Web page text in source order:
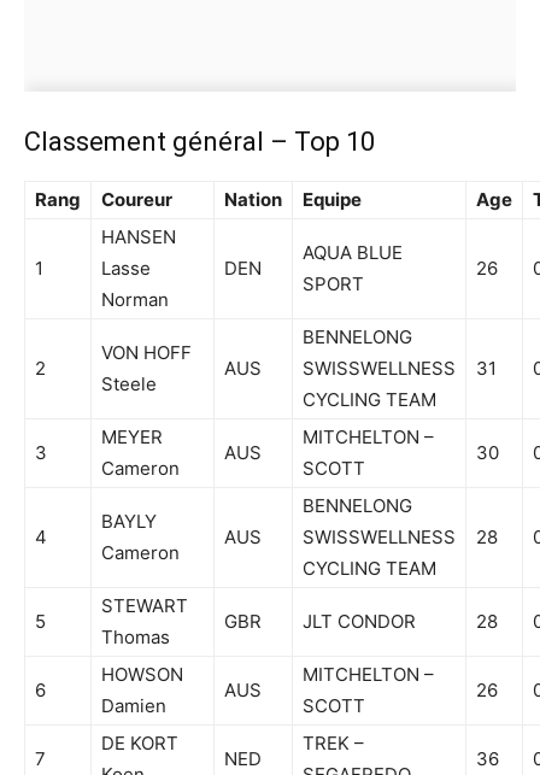
Classement général – Top 10
Rang Coureur Nation Equipe Age
1
HANSEN
Lasse
Norman
DEN
AQUA BLUE
SPORT
26
2
VON HOFF
Steele
AUS
BENNELONG
SWISSWELLNESS
CYCLING TEAM
31
3
MEYER
Cameron
AUS
MITCHELTON –
SCOTT
30
4
BAYLY
Cameron
AUS
BENNELONG
SWISSWELLNESS
CYCLING TEAM
28
5
STEWART
Thomas
GBR JLT CONDOR 28
6
HOWSON
Damien
AUS
MITCHELTON –
SCOTT
26
7
DE KORT
NED
TREK –
36